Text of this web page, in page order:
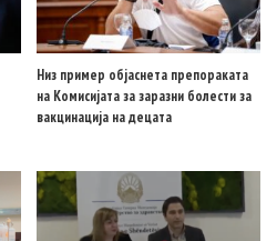
Низ пример објаснета препораката
на Комисијата за заразни болести за
вакцинација на децата